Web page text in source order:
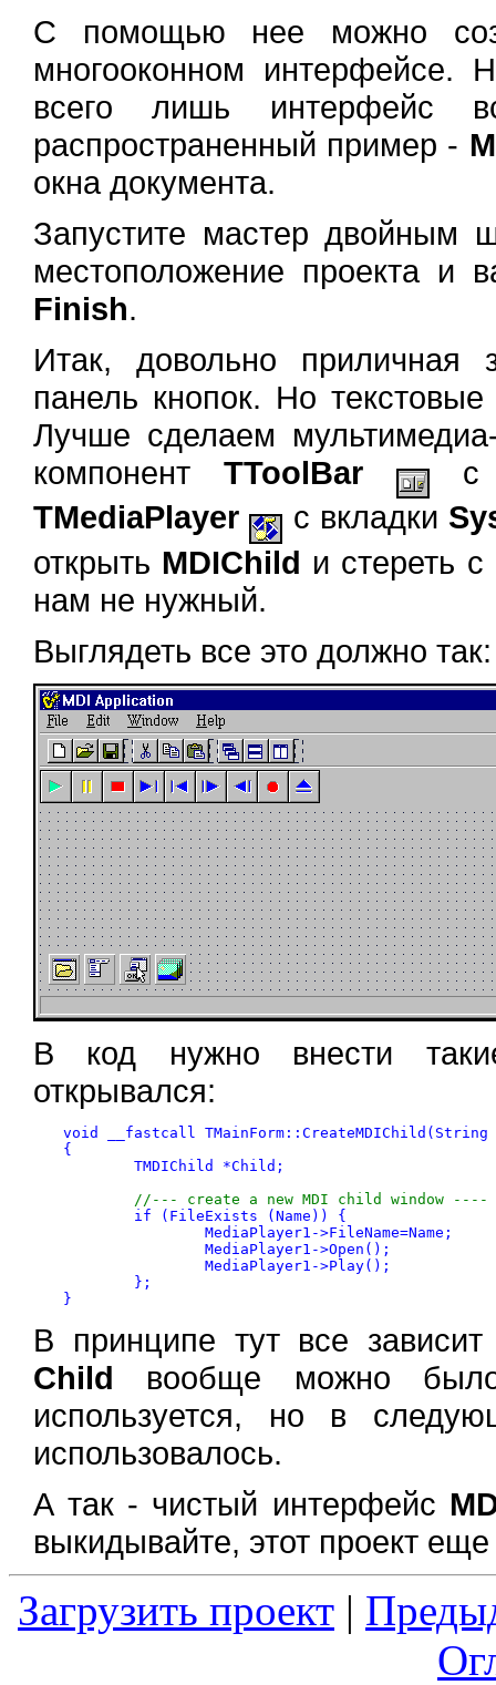
С помощью нее можно
многооконном интерфейсе.
всего лишь интерфейс
распространенный пример -
окна документа.
Запустите мастер двойным
местоположение проекта и
Finish.
Итак, довольно приличная
панель кнопок. Но
Лучше сделаем
компонент TToolBar
с
TMediaPlayer
с вкладки
открыть MDIChild и стереть
нам не нужный.
Выглядеть все это должно так:
В код нужно внести
открывался:
void __fastcall TMainForm::CreateMDIChild(String
{
//--- create a new MDI child window ----
В принципе тут все
Child вообще можно
используется, но в
использовалось.
А так - чистый интерфейс
выкидывайте, этот проект
Загрузить проект |